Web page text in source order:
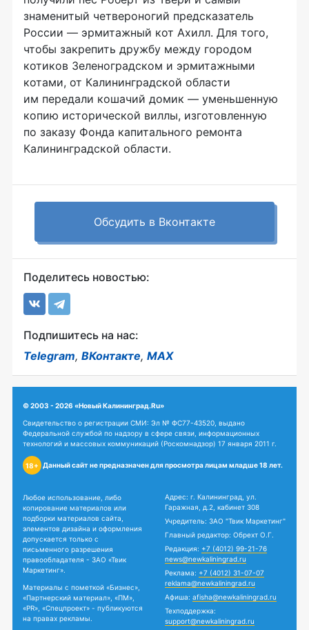
знаменитый четвероногий предсказатель
России — эрмитажный кот Ахилл. Для того,
чтобы закрепить дружбу между городом
котиков Зеленоградском и эрмитажными
котами, от Калининградской области
им передали кошачий домик — уменьшенную
копию исторической виллы, изготовленную
по заказу Фонда капитального ремонта
Калининградской области.
Обсудить в Вконтакте
Поделитесь новостью:
Подпишитесь на нас:
Telegram, ВКонтакте, MAX
© 2003 - 2026 «Новый Калининград.Ru»
Свидетельство о регистрации СМИ: Эл № ФС77-43520, выдано
Федеральной службой по надзору в сфере связи, информационных
технологий и массовых коммуникаций (Роскомнадзор) 17 января 2011 г.
18+ Данный сайт не предназначен для просмотра лицам младше 18 лет.
Любое использование, либо
копирование материалов или
подборки материалов сайта,
элементов дизайна и оформления
допускается только с
письменного разрешения
правообладателя - ЗАО «Твик
Маркетинг».
Материалы с пометкой «Бизнес»,
«Партнерский материал», «ПМ»,
«PR», «Спецпроект» - публикуются
на правах рекламы.
Адрес: г. Калининград, ул.
Гаражная, д.2, кабинет 308
Учредитель: ЗАО "Твик Маркетинг"
Главный редактор: Обрехт О.Г.
Редакция: +7 (4012) 99-21-76
news@newkaliningrad.ru
Реклама: +7 (4012) 31-07-07
reklama@newkaliningrad.ru
Афиша: afisha@newkaliningrad.ru
Техподдержка:
support@newkaliningrad.ru